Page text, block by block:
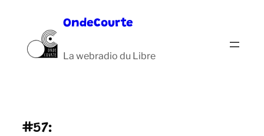
contenu
OndeCourte
La webradio du Libre
#57: